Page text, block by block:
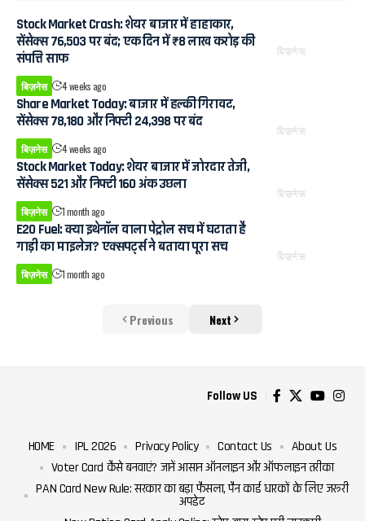
बिज़नेस
Stock Market Crash: शेयर बाजार में हाहाकार,
सेंसेक्स 76,503 पर बंद; एक दिन में ₹8 लाख करोड़ की
संपत्ति साफ
बिज़नेस 4 weeks ago
बिज़नेस
Share Market Today: बाजार में हल्की गिरावट,
सेंसेक्स 78,180 और निफ्टी 24,398 पर बंद
बिज़नेस 4 weeks ago
बिज़नेस
Stock Market Today: शेयर बाजार में जोरदार तेजी,
सेंसेक्स 521 और निफ्टी 160 अंक उछला
बिज़नेस 1 month ago
बिज़नेस
E20 Fuel: क्या इथेनॉल वाला पेट्रोल सच में घटाता है
गाड़ी का माइलेज? एक्सपर्ट्स ने बताया पूरा सच
बिज़नेस 1 month ago
Previous Next
Follow US
HOME IPL 2026 Privacy Policy Contact Us
About Us
Voter Card कैसे बनवाएं? जानें आसान ऑनलाइन और ऑफलाइन तरीका
PAN Card New Rule: सरकार का बड़ा फैसला, पैन कार्ड धारकों के लिए जरूरी
अपडेट